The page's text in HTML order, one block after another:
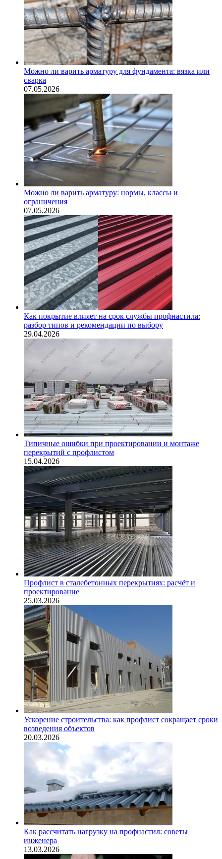
Можно ли варить арматуру для фундамента: вязка или
сварка
07.05.2026
Можно ли варить арматуру: нормы, классы и
ограничения
07.05.2026
Как покрытие влияет на срок службы профнастила:
разбор типов и рекомендации по выбору
29.04.2026
Типичные ошибки при проектировании и монтаже
перекрытий с профлистом
15.04.2026
Профлист в сталебетонных перекрытиях: расчёт и
проектирование
25.03.2026
Ускорение строительства: как профлист сокращает сроки
возведения объектов
20.03.2026
Как рассчитать нагрузку на профнастил: советы
инженера
13.03.2026